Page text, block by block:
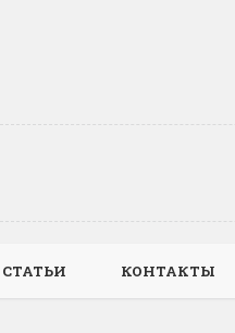
СТАТЬИ КОНТАКТЫ